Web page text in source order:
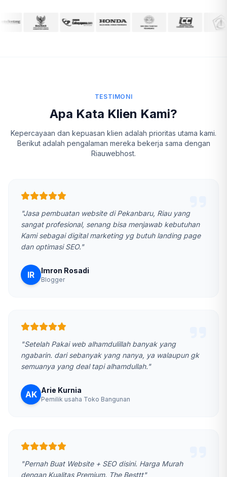
TESTIMONI
Apa Kata Klien Kami?
Kepercayaan dan kepuasan klien adalah prioritas utama kami.
Berikut adalah pengalaman mereka bekerja sama dengan
Riauwebhost.
"Jasa pembuatan website di Pekanbaru, Riau yang
sangat profesional, senang bisa menjawab kebutuhan
Kami sebagai digital marketing yg butuh landing page
dan optimasi SEO."
IR Imron Rosadi
Blogger
"Setelah Pakai web alhamdulillah banyak yang
ngabarin. dari sebanyak yang nanya, ya walaupun gk
semuanya yang deal tapi alhamdullah."
AK Arie Kurnia
Pemilik usaha Toko Bangunan
"Pernah Buat Website + SEO disini. Harga Murah
dengan Kualitas Premium. The Besttt"